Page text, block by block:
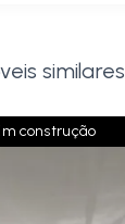
similares
construção